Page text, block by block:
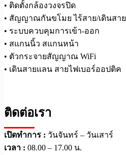
• ติดตั้งกล้องวงจรปิด
• สัญญาณกันขโมย ไร้สาย/เดินสาย
• ระบบควบคุมการเข้า-ออก
• สแกนนิ้ว สแกนหน้า
• ตัวกระจายสัญญาณ WiFi
• เดินสายแลน สายไฟเบอร์ออปติค
ติดต่อเรา
เปิดทำการ : วันจันทร์ – วันเสาร์
เวลา : 08.00 – 17.00 น.